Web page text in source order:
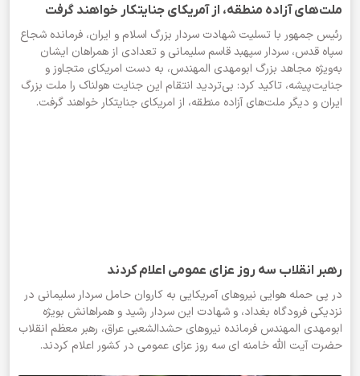
ملت‌های آزاده منطقه، از آمریکای جنایتکار خواهند گرفت
رئیس جمهور با تسلیت شهادت سردار بزرگ اسلام و ایران، فرمانده شجاع
سپاه قدس، سردار سپهبد قاسم سلیمانی و تعدادی از همراهان ایشان
به‌ویژه مجاهد بزرگ ابومهدی المهندس، به دست امریکای متجاوز و
جنایت‌پیشه، تاکید کرد: بی‌تردید انتقام این جنایت هولناک را ملت بزرگ
ایران و دیگر ملت‌های آزاده منطقه، از امریکای جنایتکار خواهند گرفت.
رهبر انقلاب سه روز عزای عمومی اعلام کردند
در پی حمله هوایی نیروهای آمریکایی به کاروان حامل سردار سلیمانی در
نزدیکی فرودگاه بغداد، و شهادت این سردار رشید و همراهانش بویژه
ابومهدی المهندس فرمانده نیروهای حشدالشعبی عراق، رهبر معظم انقلاب
حضرت آیت الله خامنه ای سه روز عزای عمومی در کشور اعلام کردند.